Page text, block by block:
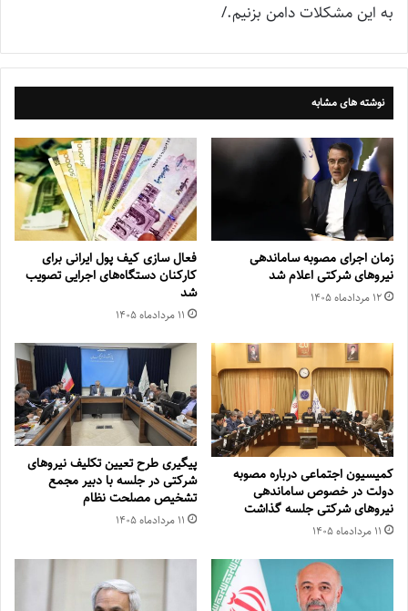
به این مشکلات دامن بزنیم./
نوشته های مشابه
زمان اجرای مصوبه ساماندهی
نیروهای شرکتی اعلام شد
۱۲ مرداد‌ماه ۱۴۰۵
فعال سازی کیف پول ایرانی برای
کارکنان دستگاه‌های اجرایی تصویب
شد
۱۱ مرداد‌ماه ۱۴۰۵
کمیسیون اجتماعی درباره مصوبه
دولت در خصوص ساماندهی
نیروهای شرکتی جلسه گذاشت
۱۱ مرداد‌ماه ۱۴۰۵
پیگیری طرح تعیین تکلیف نیروهای
شرکتی در جلسه با دبیر مجمع
تشخیص مصلحت نظام
۱۱ مرداد‌ماه ۱۴۰۵